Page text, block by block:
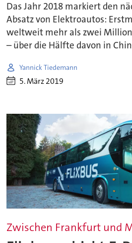
Das Jahr 2018 markiert den
Absatz von Elektroautos:
weltweit mehr als zwei
– über die Hälfte davon in
Yannick Tiedemann
5. März 2019
Zwischen Frankfurt und